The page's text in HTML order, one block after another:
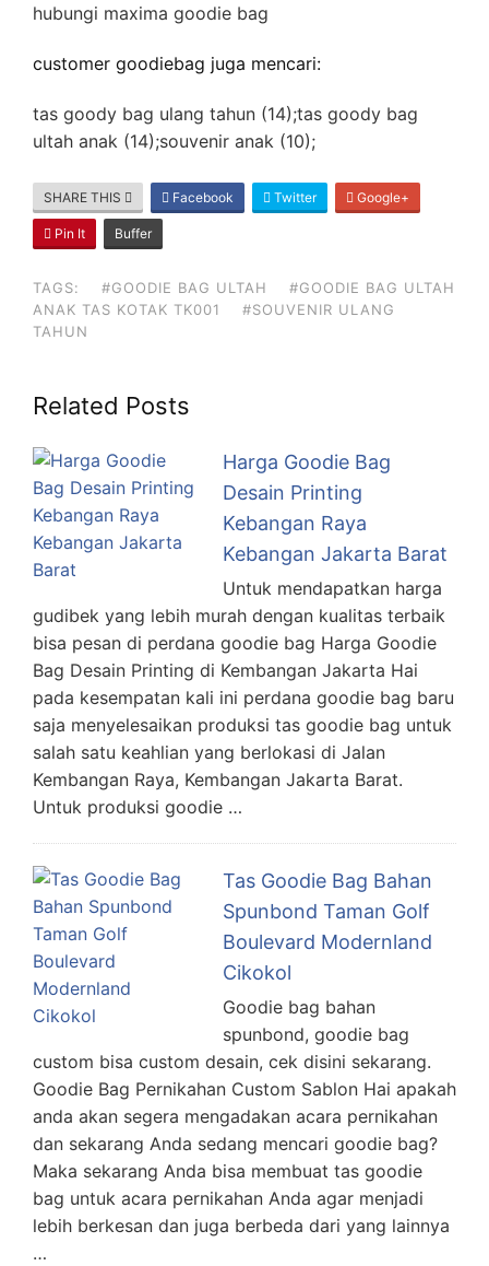
hubungi maxima goodie bag
customer goodiebag juga mencari:
tas goody bag ulang tahun (14);tas goody bag
ultah anak (14);souvenir anak (10);
SHARE THIS Facebook Twitter Google+
Pin It Buffer
TAGS: #GOODIE BAG ULTAH
#GOODIE BAG ULTAH
ANAK TAS KOTAK TK001
#SOUVENIR ULANG
TAHUN
Related Posts
Harga Goodie Bag
Desain Printing
Kebangan Raya
Kebangan Jakarta Barat
Untuk mendapatkan harga
gudibek yang lebih murah dengan kualitas terbaik
bisa pesan di perdana goodie bag Harga Goodie
Bag Desain Printing di Kembangan Jakarta Hai
pada kesempatan kali ini perdana goodie bag baru
saja menyelesaikan produksi tas goodie bag untuk
salah satu keahlian yang berlokasi di Jalan
Kembangan Raya, Kembangan Jakarta Barat.
Untuk produksi goodie …
Tas Goodie Bag Bahan
Spunbond Taman Golf
Boulevard Modernland
Cikokol
Goodie bag bahan
spunbond, goodie bag
custom bisa custom desain, cek disini sekarang.
Goodie Bag Pernikahan Custom Sablon Hai apakah
anda akan segera mengadakan acara pernikahan
dan sekarang Anda sedang mencari goodie bag?
Maka sekarang Anda bisa membuat tas goodie
bag untuk acara pernikahan Anda agar menjadi
lebih berkesan dan juga berbeda dari yang lainnya
…